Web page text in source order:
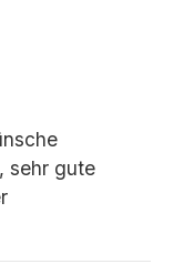
sehr gute